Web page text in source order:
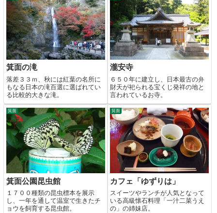
箕面の滝
落差３３ｍ、秋には紅葉の名所に
もなる日本の滝百選に選ばれてい
る比較的大きな滝。
瀧安寺
６５０年に建立し、日本最古の弁
財天が祀られる宝くじ発祥の地と
言われているお寺。
箕面
箕面公園昆虫館
１７００種類の昆虫標本を展示
し、一年を通して温室で生きたチ
ョウを飼育する昆虫館。
箕面
カフェ「ゆずりは」
スイーツやランチが人気となって
いる高級懐石料理「一汁二菜うえ
の」の姉妹店。